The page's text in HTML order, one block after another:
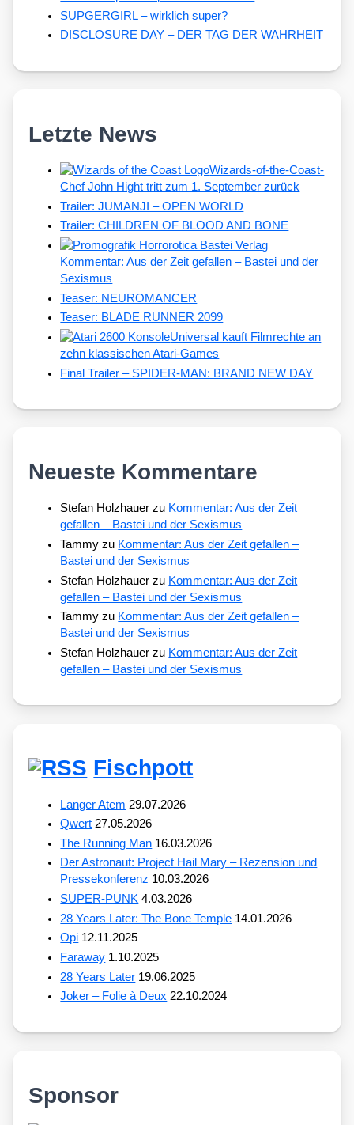
SUPGERGIRL – wirklich super?
DISCLOSURE DAY – DER TAG DER WAHRHEIT
Letzte News
Wizards-of-the-Coast-
Chef John Hight tritt zum 1. September zurück
Trailer: JUMANJI – OPEN WORLD
Trailer: CHILDREN OF BLOOD AND BONE
Kommentar: Aus der Zeit gefallen – Bastei und der
Sexismus
Teaser: NEUROMANCER
Teaser: BLADE RUNNER 2099
Universal kauft Filmrechte an
zehn klassischen Atari-Games
Final Trailer – SPIDER-MAN: BRAND NEW DAY
Neueste Kommentare
Stefan Holzhauer zu Kommentar: Aus der Zeit
gefallen – Bastei und der Sexismus
Tammy zu Kommentar: Aus der Zeit gefallen –
Bastei und der Sexismus
Stefan Holzhauer zu Kommentar: Aus der Zeit
gefallen – Bastei und der Sexismus
Tammy zu Kommentar: Aus der Zeit gefallen –
Bastei und der Sexismus
Stefan Holzhauer zu Kommentar: Aus der Zeit
gefallen – Bastei und der Sexismus
Fischpott
Langer Atem 29.07.2026
Qwert 27.05.2026
The Running Man 16.03.2026
Der Astronaut: Project Hail Mary – Rezension und
Pressekonferenz 10.03.2026
SUPER-PUNK 4.03.2026
28 Years Later: The Bone Temple 14.01.2026
Opi 12.11.2025
Faraway 1.10.2025
28 Years Later 19.06.2025
Joker – Folie à Deux 22.10.2024
Sponsor